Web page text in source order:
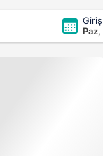
Giriş